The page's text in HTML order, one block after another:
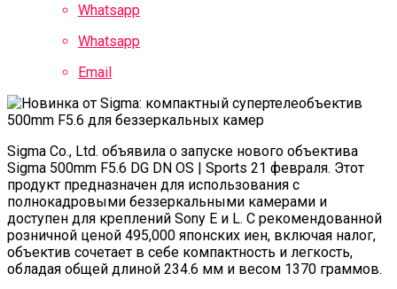
Whatsapp
Whatsapp
Email
Sigma Co., Ltd. объявила о запуске нового объектива
Sigma 500mm F5.6 DG DN OS | Sports 21 февраля. Этот
продукт предназначен для использования с
полнокадровыми беззеркальными камерами и
доступен для креплений Sony E и L. С рекомендованной
розничной ценой 495,000 японских иен, включая налог,
объектив сочетает в себе компактность и легкость,
обладая общей длиной 234.6 мм и весом 1370 граммов.